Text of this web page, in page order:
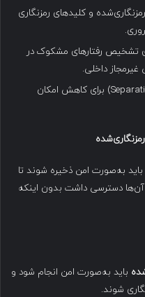
و کلیدهای رمزنگاری
تشخیص رفتارهای مشکوک در
داخلی.
تفکیک مسئولیت‌ها (Separation of Duties) برای کاهش امکان
باید به‌صورت امن ذخیره شوند تا
آن‌ها دسترسی داشت بدون اینکه
باید به‌صورت امن انجام شود و
شوند.